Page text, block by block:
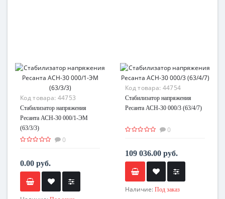
Код товара: 44753
Стабилизатор напряжения
Ресанта АСН-30 000/1-ЭМ
(63/3/3)
0
0.00 руб.
Код товара: 44754
Стабилизатор напряжения
Ресанта АСН-30 000/3 (63/4/7)
0
109 036.00 руб.
Наличие: Под заказ